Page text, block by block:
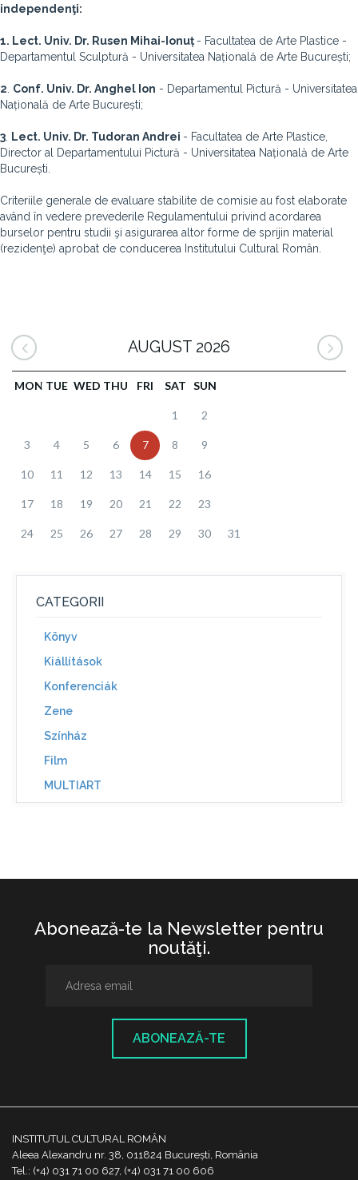
independenţi:
1. Lect. Univ. Dr. Rusen Mihai-Ionuț - Facultatea de Arte Plastice -
Departamentul Sculptură - Universitatea Națională de Arte București;
2 Conf. Univ. Dr. Anghel Ion - Departamentul Pictură - Universitatea
Națională de Arte București;
3 Lect. Univ. Dr. Tudoran Andrei - Facultatea de Arte Plastice,
Director al Departamentului Pictură - Universitatea Națională de Arte
București.
Criteriile generale de evaluare stabilite de comisie au fost elaborate
având în vedere prevederile Regulamentului privind acordarea
burselor pentru studii şi asigurarea altor forme de sprijin material
(rezidenţe) aprobat de conducerea Institutului Cultural Român.
AUGUST 2026
MON TUE WED THU FRI SAT SUN
1 2
3 4 5 6 7 8 9
10 11 12 13 14 15 16
17 18 19 20 21 22 23
24 25 26 27 28 29 30 31
CATEGORII
Könyv
Kiállítások
Konferenciák
Zene
Színház
Film
MULTIART
Abonează-te la Newsletter pentru
noutăţi.
ABONEAZĂ-TE
INSTITUTUL CULTURAL ROMÂN
Aleea Alexandru nr. 38, 011824 București, România
Tel.: (+4) 031 71 00 627, (+4) 031 71 00 606